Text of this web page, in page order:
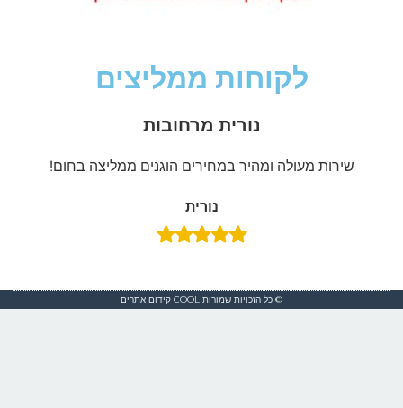
לקוחות ממליצים
נורית מרחובות
שירות מעולה ומהיר במחירים הוגנים ממליצה בחום!
נורית
© כל הזכויות שמורות COOL קידום אתרים